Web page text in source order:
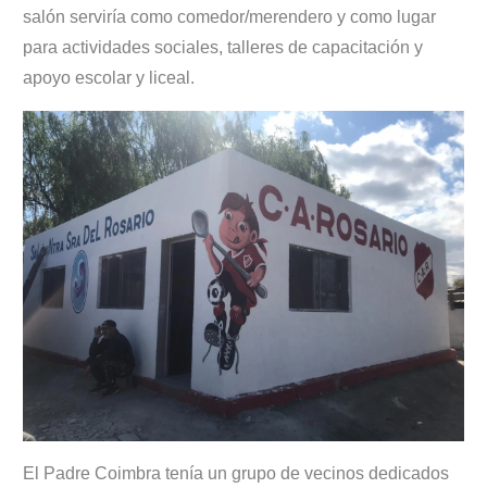
salón serviría como comedor/merendero y como lugar
para actividades sociales, talleres de capacitación y
apoyo escolar y liceal.
El Padre Coimbra tenía un grupo de vecinos dedicados